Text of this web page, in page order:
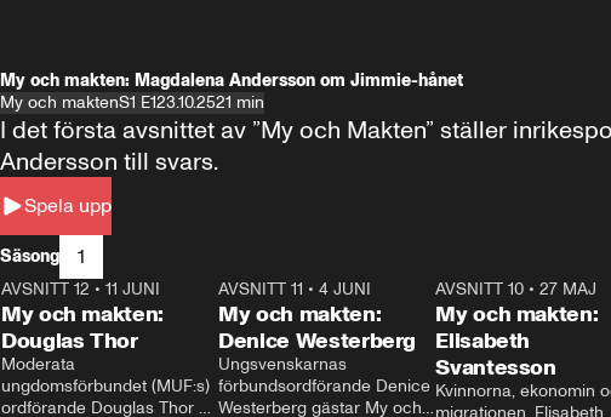
My och makten: Magdalena Andersson om Jimmie-hånet
My och maktenS1 E123.10.2521 min
Spela upp
I det första avsnittet av ”My och Makten” ställer
Andersson till svars.
Säsong 1
26:27
AVSNITT 12 • 11 JUNI
My och makten:
Douglas Thor
Moderata
ungdomsförbundet (MUF:s)
ordförande Douglas Thor
23:40
AVSNITT 11 •4 JUNI
My och makten:
Denice Westerberg
Ungsvenskarnas
förbundsordförande Denice
Westerberg gästar My och
AVSNITT 10 •27 MAJ
My och makten:
Elisabeth
Svantesson
Kvinnorna, ekonomin
migrationen. Elisabeth